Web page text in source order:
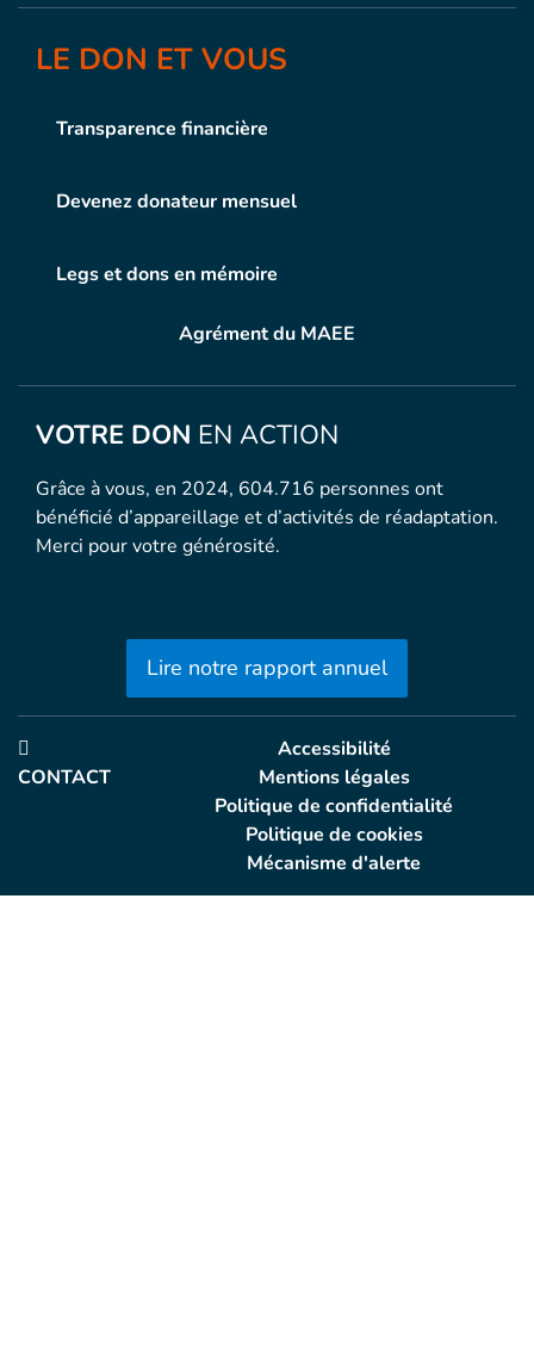
LE DON ET VOUS
Transparence financière
Devenez donateur mensuel
Legs et dons en mémoire
Agrément du MAEE
VOTRE DON EN ACTION
Grâce à vous, en 2024, 604.716 personnes ont
bénéficié d’appareillage et d’activités de réadaptation.
Merci pour votre générosité.
Lire notre rapport annuel
CONTACT
Accessibilité
Mentions légales
Politique de confidentialité
Politique de cookies
Mécanisme d'alerte